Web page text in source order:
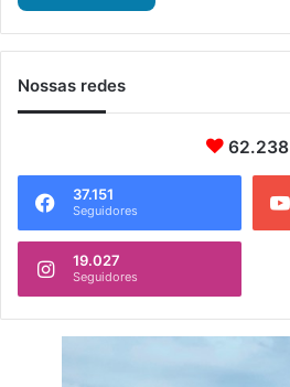
Nossas redes
62.238
37.151
Seguidores
19.027
Seguidores